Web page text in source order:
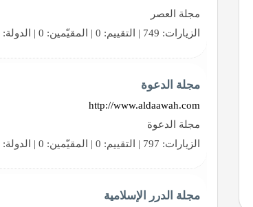
مجلة العصر
الزيارات: 749 | التقييم: 0 | المقيّمين: 0 | الدولة:
مجلة الدعوة
http://www.aldaawah.com
مجلة الدعوة
الزيارات: 797 | التقييم: 0 | المقيّمين: 0 | الدولة:
مجلة الدرر الإسلامية